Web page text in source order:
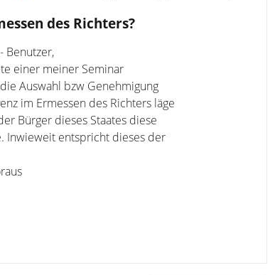
des Richters?
Benutzer,
einer meiner Seminar
Auswahl bzw Genehmigung
im Ermessen des Richters läge
Bürger dieses Staates diese
Inwieweit entspricht dieses der